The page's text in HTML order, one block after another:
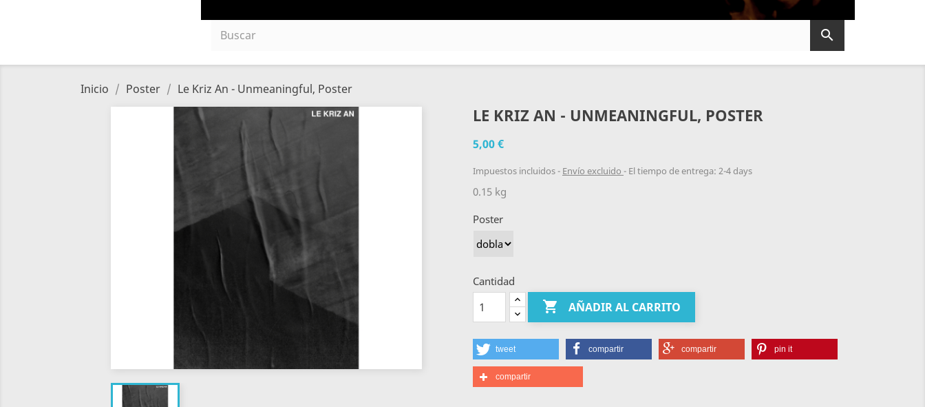

Inicio Poster Le Kriz An - Unmeaningful, Poster
LE KRIZ AN - UNMEANINGFUL, POSTER
5,00 €
Impuestos incluidos Envío excluido El tiempo de entrega: 2-4 days
0.15 kg
Poster
Cantidad
 AÑADIR AL CARRITO
tweet compartir compartir pin it
compartir